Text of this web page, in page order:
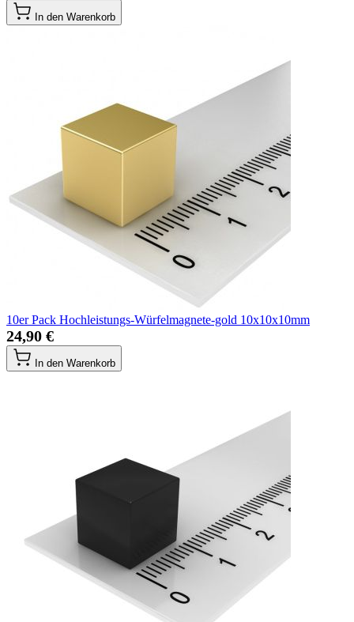
In den Warenkorb
10er Pack Hochleistungs-Würfelmagnete-gold 10x10x10mm
24,90 €
In den Warenkorb